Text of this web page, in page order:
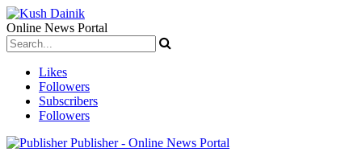
Online News Portal
Likes
Followers
Subscribers
Followers
Publisher - Online News Portal